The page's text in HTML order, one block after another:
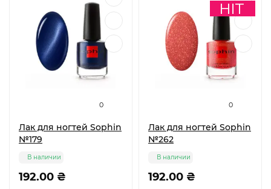
0
Лак для ногтей Sophin
№179
192.00 ₴
В наличии
0
Лак для ногтей Sophin
№262
192.00 ₴
В наличии